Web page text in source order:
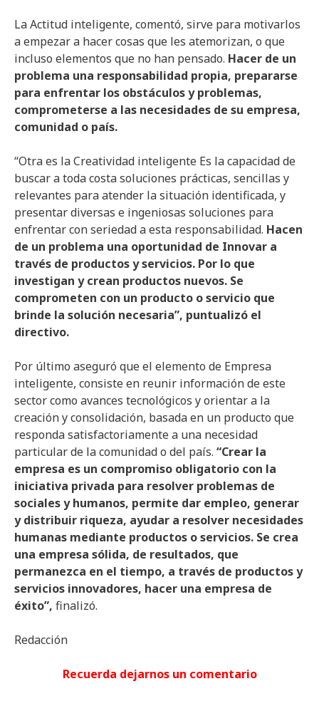
La Actitud inteligente, comentó, sirve para motivarlos
a empezar a hacer cosas que les atemorizan, o que
incluso elementos que no han pensado. Hacer de un
problema una responsabilidad propia, prepararse
para enfrentar los obstáculos y problemas,
comprometerse a las necesidades de su empresa,
comunidad o país.
“Otra es la Creatividad inteligente Es la capacidad de
buscar a toda costa soluciones prácticas, sencillas y
relevantes para atender la situación identificada, y
presentar diversas e ingeniosas soluciones para
enfrentar con seriedad a esta responsabilidad. Hacen
de un problema una oportunidad de Innovar a
través de productos y servicios. Por lo que
investigan y crean productos nuevos. Se
comprometen con un producto o servicio que
brinde la solución necesaria”, puntualizó el
directivo.
Por último aseguró que el elemento de Empresa
inteligente, consiste en reunir información de este
sector como avances tecnológicos y orientar a la
creación y consolidación, basada en un producto que
responda satisfactoriamente a una necesidad
particular de la comunidad o del país. “Crear la
empresa es un compromiso obligatorio con la
iniciativa privada para resolver problemas de
sociales y humanos, permite dar empleo, generar
y distribuir riqueza, ayudar a resolver necesidades
humanas mediante productos o servicios. Se crea
una empresa sólida, de resultados, que
permanezca en el tiempo, a través de productos y
servicios innovadores, hacer una empresa de
éxito”, finalizó.
Redacción
Recuerda dejarnos un comentario